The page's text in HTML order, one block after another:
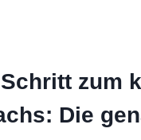
zum
Die